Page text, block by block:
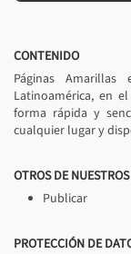
CONTENIDO
Páginas
Latinoamérica, en
forma rápida y
cualquier lugar y
OTROS DE
Publicar
PROTECCIÓN DE